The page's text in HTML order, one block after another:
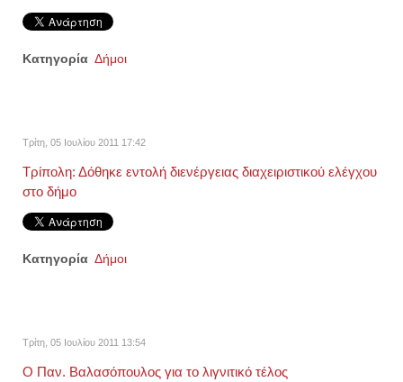
Κατηγορία Δήμοι
Τρίτη, 05 Ιουλίου 2011 17:42
Τρίπολη: Δόθηκε εντολή διενέργειας διαχειριστικού ελέγχου
στο δήμο
Κατηγορία Δήμοι
Τρίτη, 05 Ιουλίου 2011 13:54
Ο Παν. Βαλασόπουλος για το λιγνιτικό τέλος